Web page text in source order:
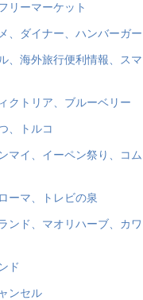
リーマーケット
、ダイナー、ハンバーガー
、海外旅行便利情報、スマ
クトリア、ブルーベリー
、トルコ
マイ、イーペン祭り、コム
ーマ、トレビの泉
ンド、マオリハーブ、カワ
ド
ンセル